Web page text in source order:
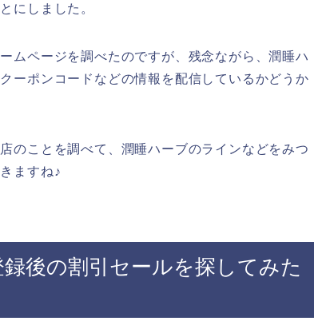
にしました。
ムページを調べたのですが、残念ながら、潤睡ハ
ーポンコードなどの情報を配信しているかどうか
のことを調べて、潤睡ハーブのラインなどをみつ
ますね♪
後の割引セールを探してみた